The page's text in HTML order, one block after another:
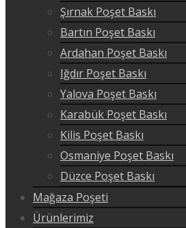
Şırnak Poşet Baskı
Bartın Poşet Baskı
Ardahan Poşet Baskı
Iğdır Poşet Baskı
Yalova Poşet Baskı
Karabük Poşet Baskı
Kilis Poşet Baskı
Osmaniye Poşet Baskı
Düzce Poşet Baskı
Mağaza Poşeti
Ürünlerimiz